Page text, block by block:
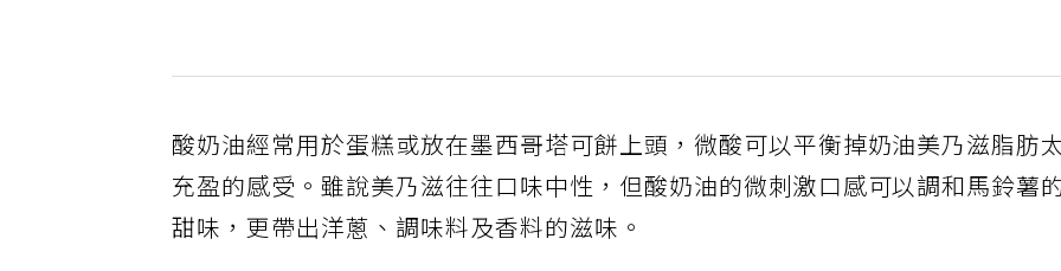
酸奶油經常用於蛋糕或放在墨西哥塔可餅上頭，微酸可以平衡掉奶油美乃滋脂肪
充盈的感受。雖說美乃滋往往口味中性，但酸奶油的微刺激口感可以調和馬鈴薯
甜味，更帶出洋蔥、調味料及香料的滋味。